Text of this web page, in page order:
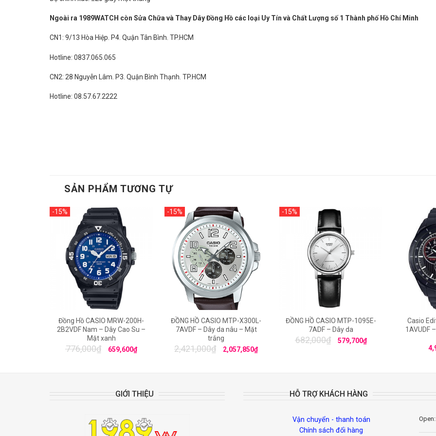
Ngoài ra 1989WATCH còn Sửa Chữa và Thay Dây Đồng Hồ các loại Uy Tín và Chất Lượng số 1 Thành phố Hồ Chí Minh
CN1: 9/13 Hòa Hiệp. P4. Quận Tân Bình. TP.HCM
Hotline: 0837.065.065
CN2: 28 Nguyễn Lâm. P3. Quận Bình Thạnh. TP.HCM
Hotline: 08.57.67.2222
SẢN PHẨM TƯƠNG TỰ
-15%
Đồng Hồ CASIO MRW-200H-
2B2VDF Nam – Dây Cao Su –
Mặt xanh
776,000₫ 659,600₫
-15%
ĐỒNG HỒ CASIO MTP-X300L-
7AVDF – Dây da nâu – Mặt
trắng
2,421,000₫ 2,057,850₫
-15%
ĐỒNG HỒ CASIO MTP-1095E-
7ADF – Dây da
682,000₫ 579,700₫
Casio
1AVUDF
GIỚI THIỆU HỖ TRỢ KHÁCH HÀNG
Vận chuyển - thanh toán
Chính sách đổi hàng